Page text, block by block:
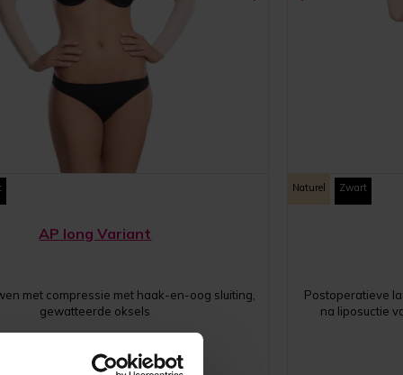
AP long Variant
met compressie met haak-en-oog sluiting,
gewatteerde oksels
Naturel Zwart
Postoperatieve
na liposuctie